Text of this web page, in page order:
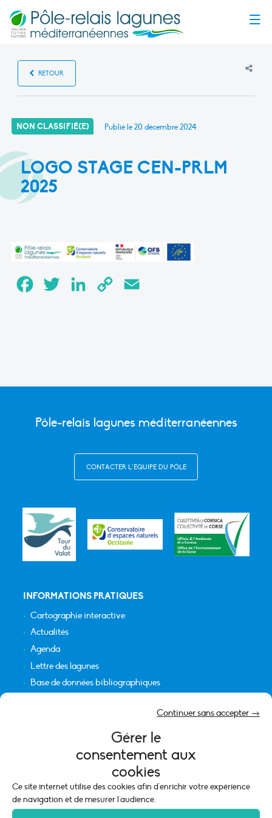
Gérer le
consentement aux
cookies
Ce site internet utilise des cookies afin d'enrichir votre expérience
de navigation et de mesurer l'audience.
Continuer sans accepter →
RETOUR
NON CLASSIFIÉ(E) Publié le20 décembre 2024
LOGO STAGE CEN-PRLM
2025
FacebookTwitter LinkedInCopy
Pôle-relais lagunes méditerranéennes
CONTACTER L’ÉQUIPE DU PÔLE
INFORMATIONS PRATIQUES
Cartographie interactive
Actualités
Agenda
Lettre des lagunes
Base de données bibliographiques
Mentions légales
Politique de cookies (UE)